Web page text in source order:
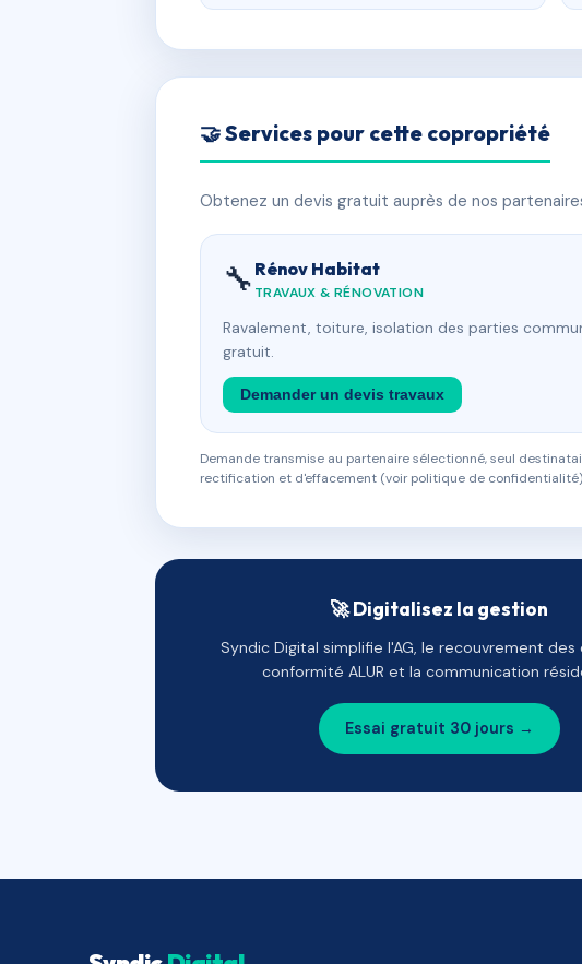
🤝 Services pour cette copropriété
Obtenez un devis gratuit auprès de nos
🔧 Rénov Habitat
TRAVAUX & RÉNOVATION
Ravalement, toiture, isolation des parties
gratuit.
Demander un devis travaux
Demande transmise au partenaire sélectionné, seul
rectification et d'effacement (voir politique de
🚀 Digitalisez la gestion
Syndic Digital simplifie l'AG, le recouvrement des
conformité ALUR et la communication
Essai gratuit 30 jours →